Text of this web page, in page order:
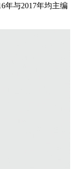
年与2017年均主编